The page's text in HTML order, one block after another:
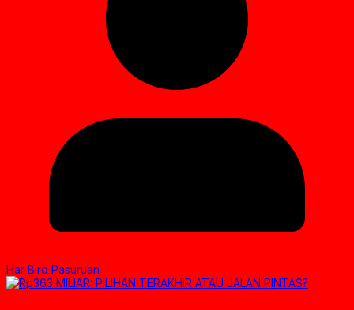
Har Biro Pasuruan